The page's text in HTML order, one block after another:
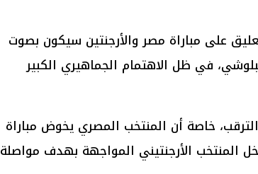
على مباراة مصر والأرجنتين سيكون بصوت
في ظل الاهتمام الجماهيري الكبير
خاصة أن المنتخب المصري يخوض مباراة
المنتخب الأرجنتيني المواجهة بهدف مواصلة